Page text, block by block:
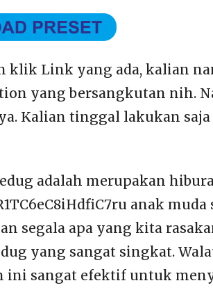
klik Link yang ada, kalian
yang bersangkutan nih.
Kalian tinggal lakukan
adalah merupakan
anak muda
segala apa yang kita
yang sangat singkat.
ini sangat efektif untuk